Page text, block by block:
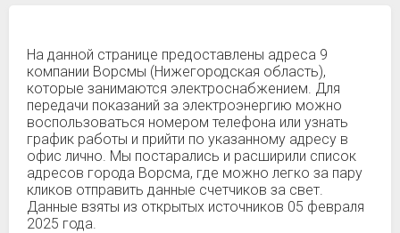
На данной странице предоставлены адреса 9
компании Ворсмы (Нижегородская область),
которые занимаются электроснабжением. Для
передачи показаний за электроэнергию можно
воспользоваться номером телефона или узнать
график работы и прийти по указанному адресу в
офис лично. Мы постарались и расширили список
адресов города Ворсма, где можно легко за пару
кликов отправить данные счетчиков за свет.
Данные взяты из открытых источников 05 февраля
2025 года.